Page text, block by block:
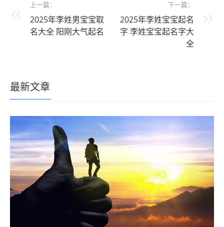
上一篇：
2025年李姓男宝宝取
名大全 阳刚大气起名
下一篇：
2025年李姓宝宝起名
字 李姓宝宝起名字大
全
最新文章